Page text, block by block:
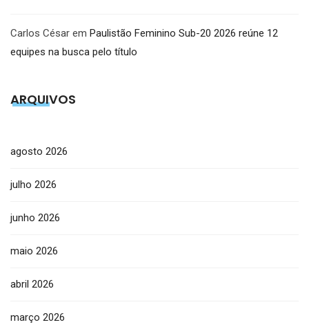
Carlos César em Paulistão Feminino Sub-20 2026 reúne 12
equipes na busca pelo título
ARQUIVOS
agosto 2026
julho 2026
junho 2026
maio 2026
abril 2026
março 2026